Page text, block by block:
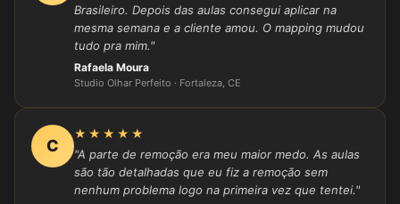
Brasileiro. Depois das aulas consegui aplicar na
mesma semana e a cliente amou. O mapping mudou
tudo pra mim."
Rafaela Moura
Studio Olhar Perfeito · Fortaleza, CE
C
★★★★★
"A parte de remoção era meu maior medo. As aulas
são tão detalhadas que eu fiz a remoção sem
nenhum problema logo na primeira vez que tentei."